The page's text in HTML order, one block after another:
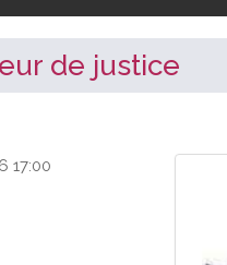
de justice
17:00